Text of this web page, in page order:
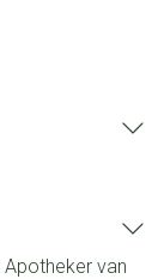
Apotheker van